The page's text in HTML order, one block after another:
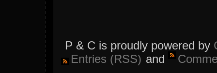
P & C is proudly powered by
Entries (RSS) and